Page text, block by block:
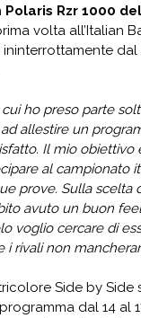
Polaris Rzr 1000
volta all’Italian
dal
ho preso parte
ad allestire un
Il mio obiettivo
al campionato
prove. Sulla scelta
avuto un buon
voglio cercare di
i rivali non
Side by
dal 14 al